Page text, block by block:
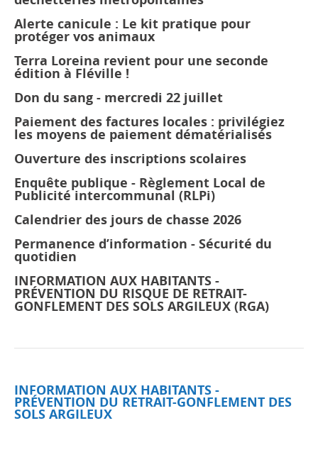
Alerte canicule : Le kit pratique pour
protéger vos animaux
Terra Loreina revient pour une seconde
édition à Fléville !
Don du sang - mercredi 22 juillet
Paiement des factures locales : privilégiez
les moyens de paiement dématérialisés
Ouverture des inscriptions scolaires
Enquête publique - Règlement Local de
Publicité intercommunal (RLPi)
Calendrier des jours de chasse 2026
Permanence d’information - Sécurité du
quotidien
INFORMATION AUX HABITANTS -
PRÉVENTION DU RISQUE DE RETRAIT-
GONFLEMENT DES SOLS ARGILEUX (RGA)
INFORMATION AUX HABITANTS -
PRÉVENTION DU RETRAIT-GONFLEMENT DES
SOLS ARGILEUX